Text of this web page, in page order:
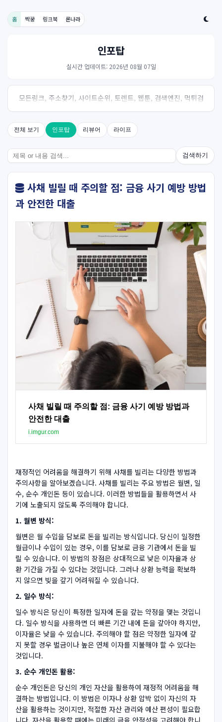
홈 짝꿍 링크북 론나라
인포탑
실시간 업데이트: 2026년 08월 07일
모든링크, 주소찾기, 사이트순위, 토렌트, 웹툰, 검색엔진, 먹튀검
증, 스포츠, 드라마, 커뮤니티 링크사이트! 여기여
전체 보기 인포탑 리뷰어 라이프
검색하기
사채 빌릴 때 주의할 점: 금융 사기 예방 방법
과 안전한 대출
사채 빌릴 때 주의할 점: 금융 사기 예방 방법과
안전한 대출
i.imgur.com
재정적인 어려움을 해결하기 위해 사채를 빌리는 다양한 방법과
주의사항을 알아보겠습니다. 사채를 빌리는 주요 방법은 월변, 일
수, 순수 개인돈 등이 있습니다. 이러한 방법들을 활용하면서 사
기에 노출되지 않도록 주의해야 합니다.
1. 월변 방식:
월변은 월 수입을 담보로 돈을 빌리는 방식입니다. 당신이 일정한
월급이나 수입이 있는 경우, 이를 담보로 금융 기관에서 돈을 빌
릴 수 있습니다. 이 방법의 장점은 상대적으로 낮은 이자율과 상
환 기간을 가질 수 있다는 것입니다. 그러나 상환 능력을 확보하
지 않으면 빚을 갚기 어려워질 수 있습니다.
2. 일수 방식:
일수 방식은 당신이 특정한 일자에 돈을 갚는 약정을 맺는 것입니
다. 일수 방식을 사용하면 더 빠른 기간 내에 돈을 갚아야 하지만,
이자율은 낮을 수 있습니다. 주의해야 할 점은 약정한 일자에 갚
지 못할 경우 벌금이나 높은 연체 이자를 지불해야 할 수 있다는
것입니다.
3. 순수 개인돈 활용:
순수 개인돈은 당신의 개인 자산을 활용하여 재정적 어려움을 해
결하는 방법입니다. 이 방법은 이자나 상환 압박 없이 자신의 자
산을 활용하는 것이지만, 적절한 자산 관리와 예산 편성이 필요합
니다. 자산을 활용할 때에는 미래의 금융 안정성을 고려해야 합니